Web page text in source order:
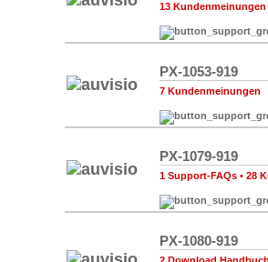
13 Kundenmeinungen
PX-1053-919
7 Kundenmeinungen
PX-1079-919
1 Support-FAQs • 28
PX-1080-919